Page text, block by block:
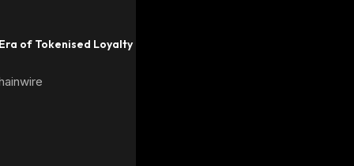
of Tokenised Loyalty